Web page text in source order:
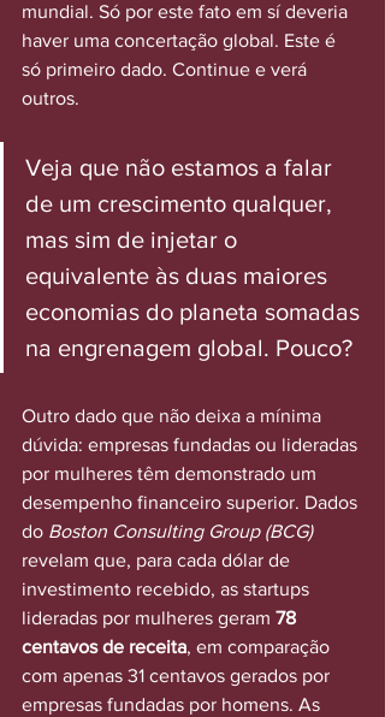
mundial. Só por este fato em sí deveria
haver uma concertação global. Este é
só primeiro dado. Continue e verá
outros.
Veja que não estamos a falar
de um crescimento qualquer,
mas sim de injetar o
equivalente às duas maiores
economias do planeta somadas
na engrenagem global. Pouco?
Outro dado que não deixa a mínima
dúvida: empresas fundadas ou lideradas
por mulheres têm demonstrado um
desempenho financeiro superior. Dados
do Boston Consulting Group (BCG)
revelam que, para cada dólar de
investimento recebido, as startups
lideradas por mulheres geram 78
centavos de receita, em comparação
com apenas 31 centavos gerados por
empresas fundadas por homens. As